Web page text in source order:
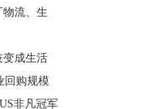
流、生
变成生活
回购规模
非凡冠军